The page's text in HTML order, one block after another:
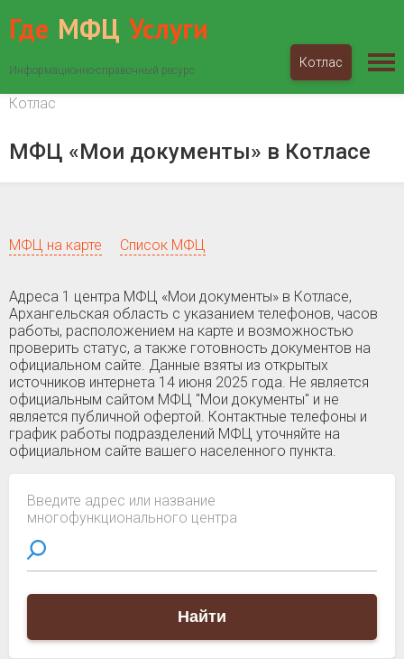
Где МФЦ Услуги
Информационно-справочный ресурс
Котлас
Архангельская область
Котлас
МФЦ «Мои документы» в Котласе
МФЦ на карте Список МФЦ
Адреса 1 центра МФЦ «Мои документы» в Котласе,
Архангельская область c указанием телефонов, часов
работы, расположением на карте и возможностью
проверить статус, а также готовность документов на
официальном сайте. Данные взяты из открытых
источников интернета 14 июня 2025 года. Не является
официальным сайтом МФЦ "Мои документы" и не
является публичной офертой. Контактные телефоны и
график работы подразделений МФЦ уточняйте на
официальном сайте вашего населенного пункта.
Введите адрес или название
многофункционального центра
Найти